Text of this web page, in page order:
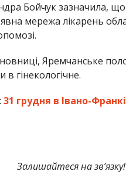
Бойчук зазначила,
мережа лікарень
Яремчанське
в гінекологічне.
31 грудня в Івано-
Залишайтеся на